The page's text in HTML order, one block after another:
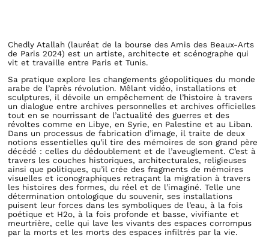
Chedly Atallah (lauréat de la bourse des Amis des Beaux-Arts
de Paris 2024) est un artiste, architecte et scénographe qui
vit et travaille entre Paris et Tunis.
Sa pratique explore les changements géopolitiques du monde
arabe de l’après révolution. Mêlant vidéo, installations et
sculptures, il dévoile un empêchement de l’histoire à travers
un dialogue entre archives personnelles et archives officielles
tout en se nourrissant de l’actualité des guerres et des
révoltes comme en Libye, en Syrie, en Palestine et au Liban.
Dans un processus de fabrication d’image, il traite de deux
notions essentielles qu’il tire des mémoires de son grand père
décédé : celles du dédoublement et de l’aveuglement. C’est à
travers les couches historiques, architecturales, religieuses
ainsi que politiques, qu’il crée des fragments de mémoires
visuelles et iconographiques retraçant la migration à travers
les histoires des formes, du réel et de l’imaginé. Telle une
détermination ontologique du souvenir, ses installations
puisent leur forces dans les symboliques de l’eau, à la fois
poétique et H2o, à la fois profonde et basse, vivifiante et
meurtrière, celle qui lave les vivants des espaces corrompus
par la morts et les morts des espaces infiltrés par la vie.